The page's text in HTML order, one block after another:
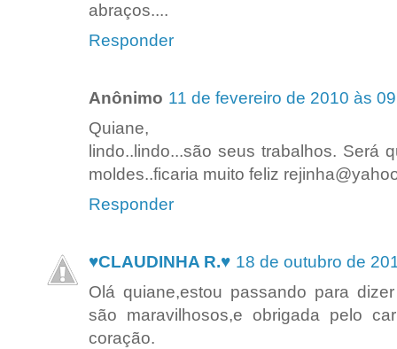
abraços....
Responder
Anônimo 11 de fevereiro de 2010 às
Quiane,
lindo..lindo...são seus trabalhos. Será
moldes..ficaria muito feliz
Responder
♥CLAUDINHA R.♥ 18 de outubro de
Olá quiane,estou passando para
são maravilhosos,e obrigada pelo
coração.